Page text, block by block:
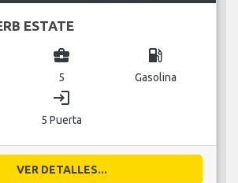
ESTATE
business_center
5
local_gas_station
Gasolina
login
5 Puerta
VER DETALLES...